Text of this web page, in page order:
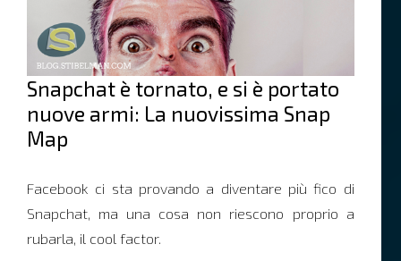
Snapchat è tornato, e si è portato
nuove armi: La nuovissima Snap
Map
Facebook ci sta provando a diventare più fico di
Snapchat, ma una cosa non riescono proprio a
rubarla, il cool factor.